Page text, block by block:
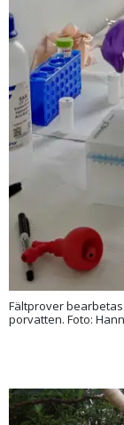
Fältprover
porvatten. Foto: